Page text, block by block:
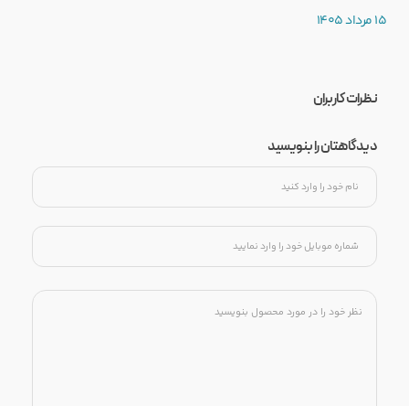
15 مرداد 1405
نظرات کاربران
دیدگاهتان را بنویسید